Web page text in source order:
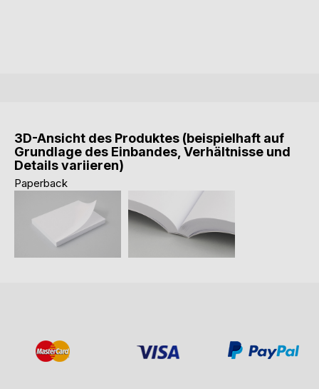
3D-Ansicht des Produktes (beispielhaft auf
Grundlage des Einbandes, Verhältnisse und
Details variieren)
Paperback